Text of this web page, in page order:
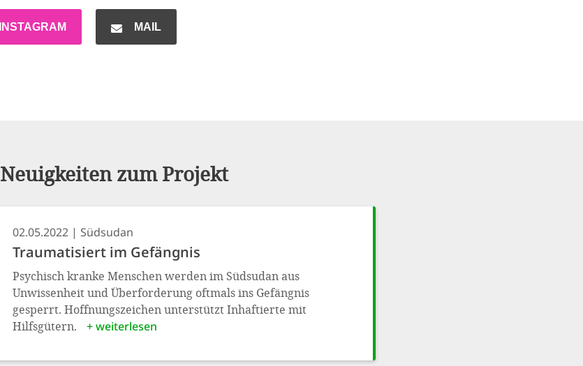
INSTAGRAM MAIL
Neuigkeiten zum Projekt
02.05.2022 Südsudan
Traumatisiert im Gefängnis
Psychisch kranke Menschen werden im Südsudan aus
Unwissenheit und Überforderung oftmals ins Gefängnis
gesperrt. Hoffnungszeichen unterstützt Inhaftierte mit
Hilfsgütern.
+ weiterlesen